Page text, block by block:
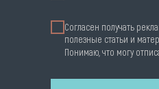
Согласен получать
полезные статьи и
Понимаю, что могу